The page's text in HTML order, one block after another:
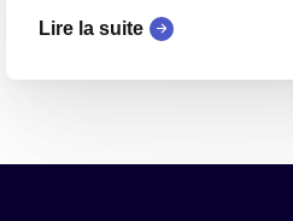
Lire la suite